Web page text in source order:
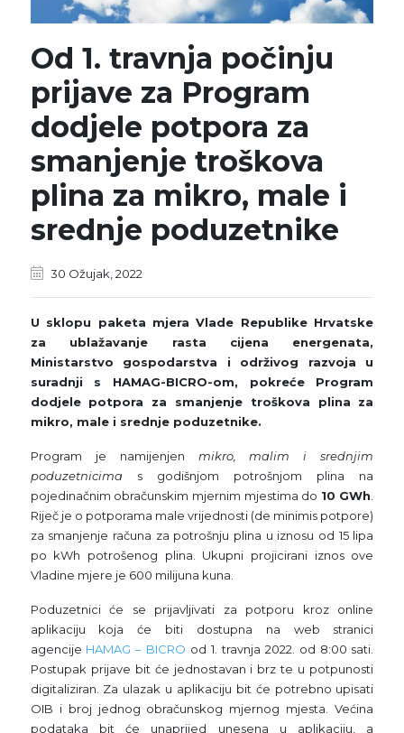
Od 1. travnja počinju
prijave za Program
dodjele potpora za
smanjenje troškova
plina za mikro, male i
srednje poduzetnike
30 Ožujak, 2022
U sklopu paketa mjera Vlade Republike Hrvatske
za ublažavanje rasta cijena energenata,
Ministarstvo gospodarstva i održivog razvoja u
suradnji s HAMAG-BICRO-om, pokreće Program
dodjele potpora za smanjenje troškova plina za
mikro, male i srednje poduzetnike.
Program je namijenjen mikro, malim i srednjim
poduzetnicimas godišnjom potrošnjom plina na
pojedinačnim obračunskim mjernim mjestima do 10 GWh
Riječ je o potporama male vrijednosti (de minimis potpore)
za smanjenje računa za potrošnju plina u iznosu od 15 lipa
po kWh potrošenog plina. Ukupni projicirani iznos ove
Vladine mjere je 600 milijuna kuna.
Poduzetnici će se prijavljivati za potporu kroz online
aplikaciju koja će biti dostupna na web stranici
agencije HAMAG – BICRO od 1. travnja 2022. od 8:00 sati.
Postupak prijave bit će jednostavan i brz te u potpunosti
digitaliziran. Za ulazak u aplikaciju bit će potrebno upisati
OIB i broj jednog obračunskog mjernog mjesta. Većina
podataka bit će unaprijed unesena u aplikaciju, a